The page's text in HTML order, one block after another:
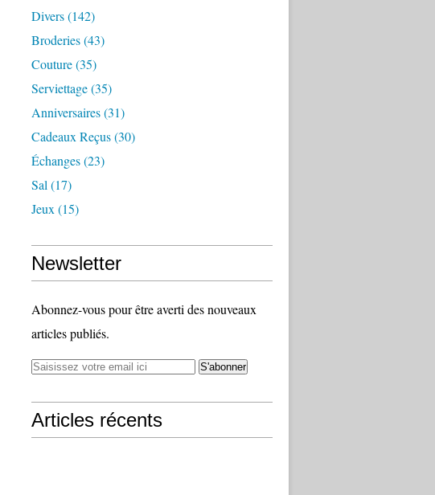
Divers(142)
Broderies(43)
Couture(35)
Serviettage(35)
Anniversaires(31)
Cadeaux Reçus(30)
Échanges(23)
Sal (17)
Jeux (15)
Newsletter
Abonnez-vous pour être averti des nouveaux
articles publiés.
Articles récents